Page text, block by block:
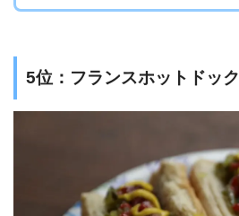
5位：フランスホットドック